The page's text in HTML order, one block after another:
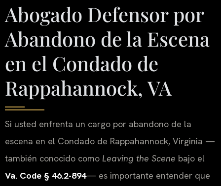
Abogado Defensor por
Abandono de la Escena
en el Condado de
Rappahannock, VA
Si usted enfrenta un cargo por abandono de la
escena en el Condado de Rappahannock, Virginia —
también conocido como Leaving the Scene bajo el
Va. Code § 46.2-894— es importante entender que